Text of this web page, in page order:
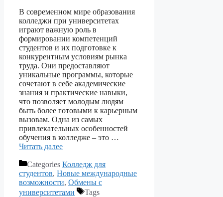
В современном мире образования
колледжи при университетах
играют важную роль в
формировании компетенций
студентов и их подготовке к
конкурентным условиям рынка
труда. Они предоставляют
уникальные программы, которые
сочетают в себе академические
знания и практические навыки,
что позволяет молодым людям
быть более готовыми к карьерным
вызовам. Одна из самых
привлекательных особенностей
обучения в колледже – это …
Читать далее
Categories Колледж для
студентов, Новые международные
возможности, Обмены с
университетами
Tags